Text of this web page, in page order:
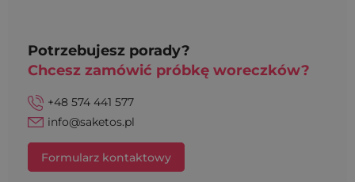
Potrzebujesz porady?
Chcesz zamówić próbkę woreczków?
+48 574 441 577
info@saketos.pl
Formularz kontaktowy